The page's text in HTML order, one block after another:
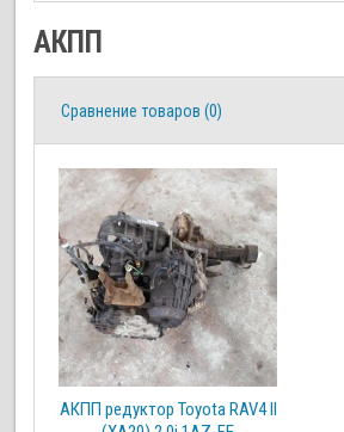
АКПП
Сравнение товаров (0)
АКПП редуктор Toyota RAV4 II